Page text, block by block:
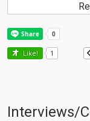
Like! 1
Interviews/